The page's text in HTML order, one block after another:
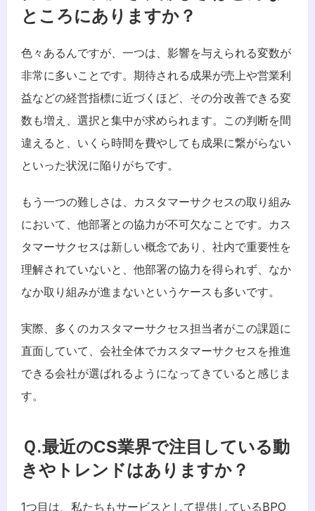
ところにありますか？
色々あるんですが、一つは、影響を与えられる変数が
非常に多いことです。期待される成果が売上や営業利
益などの経営指標に近づくほど、その分改善できる変
数も増え、選択と集中が求められます。この判断を間
違えると、いくら時間を費やしても成果に繋がらない
といった状況に陥りがちです。
もう一つの難しさは、カスタマーサクセスの取り組み
において、他部署との協力が不可欠なことです。カス
タマーサクセスは新しい概念であり、社内で重要性を
理解されていないと、他部署の協力を得られず、なか
なか取り組みが進まないというケースも多いです。
実際、多くのカスタマーサクセス担当者がこの課題に
直面していて、会社全体でカスタマーサクセスを推進
できる会社が選ばれるようになってきていると感じま
す。
Ｑ.最近のCS業界で注目している動
きやトレンドはありますか？
1つ目は、私たちもサービスとして提供しているBPO